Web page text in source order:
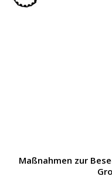
Maßnahmen zur